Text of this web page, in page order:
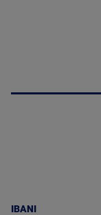
IBANI